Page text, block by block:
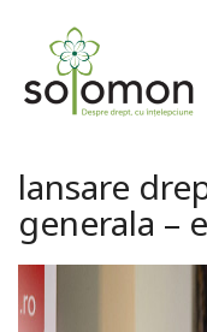
lansare
generala –